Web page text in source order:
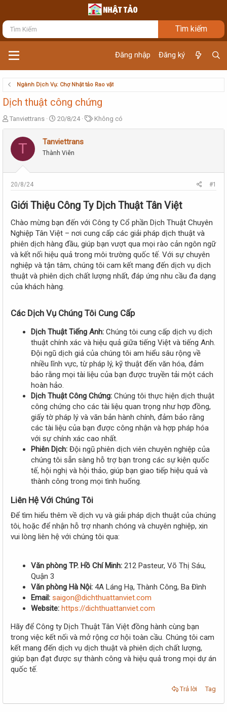
Đăng nhập Đăng ký
Ngành Dịch Vụ: Chợ Nhật tảo Rao vặt
Dịch thuật công chứng
T
h
e
a
s
e
Tanviettrans
N
g
y
g
i
20/8/24
T
ừ
Không có
T Tanviettrans
Thành Viên
20/8/24 #1
Giới Thiệu Công Ty Dịch Thuật Tân Việt​
Chào mừng bạn đến với Công ty Cổ phần Dịch Thuật Chuyên
Nghiệp Tân Việt – nơi cung cấp các giải pháp dịch thuật và
phiên dịch hàng đầu, giúp bạn vượt qua mọi rào cản ngôn ngữ
và kết nối hiệu quả trong môi trường quốc tế. Với sự chuyên
nghiệp và tận tâm, chúng tôi cam kết mang đến dịch vụ dịch
thuật và phiên dịch chất lượng nhất, đáp ứng nhu cầu đa dạng
của khách hàng.
Các Dịch Vụ Chúng Tôi Cung Cấp
Dịch Thuật Tiếng Anh: Chúng tôi cung cấp dịch vụ dịch
thuật chính xác và hiệu quả giữa tiếng Việt và tiếng Anh.
Đội ngũ dịch giả của chúng tôi am hiểu sâu rộng về
nhiều lĩnh vực, từ pháp lý, kỹ thuật đến văn hóa, đảm
bảo rằng mọi tài liệu của bạn được truyền tải một cách
hoàn hảo.
Dịch Thuật Công Chứng: Chúng tôi thực hiện dịch thuật
công chứng cho các tài liệu quan trọng như hợp đồng,
giấy tờ pháp lý và văn bản hành chính, đảm bảo rằng
các tài liệu của bạn được công nhận và hợp pháp hóa
với sự chính xác cao nhất.
Phiên Dịch: Đội ngũ phiên dịch viên chuyên nghiệp của
chúng tôi sẵn sàng hỗ trợ bạn trong các sự kiện quốc
tế, hội nghị và hội thảo, giúp bạn giao tiếp hiệu quả và
thành công trong mọi tình huống.
Liên Hệ Với Chúng Tôi
Để tìm hiểu thêm về dịch vụ và giải pháp dịch thuật của chúng
tôi, hoặc để nhận hỗ trợ nhanh chóng và chuyên nghiệp, xin
vui lòng liên hệ với chúng tôi qua:
Văn phòng TP. Hồ Chí Minh: 212 Pasteur, Võ Thị Sáu,
Quận 3
Văn phòng Hà Nội: 4A Láng Hạ, Thành Công, Ba Đình
Email: saigon@dichthuattanviet.com
Website: https://dichthuattanviet.com
Hãy để Công ty Dịch Thuật Tân Việt đồng hành cùng bạn
trong việc kết nối và mở rộng cơ hội toàn cầu. Chúng tôi cam
kết mang đến dịch vụ dịch thuật và phiên dịch chất lượng,
giúp bạn đạt được sự thành công và hiệu quả trong mọi dự án
quốc tế.
Trả lời Tag